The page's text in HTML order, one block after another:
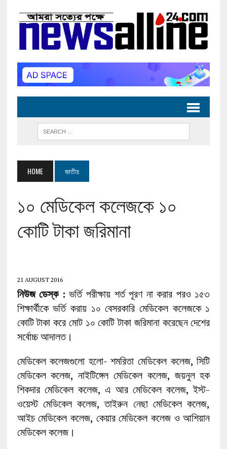
HOME জাতীয়
১০ মেডিকেল কলেজকে ১০
কোটি টাকা জরিমানা
21 AUGUST 2016
নিউজ ডেস্ক : ভর্তি পরীক্ষায় শর্ত পূরণ না করার পরও ১৫৩
শিক্ষার্থীকে ভর্তি করায় ১০ বেসরকারি মেডিকেল কলেজকে ১
কোটি টাকা করে মোট ১০ কোটি টাকা জরিমানা করেছেন দেশের
সর্বোচ্চ আদালত।
মেডিকেল কলেজগুলো হলো- শমরিতা মেডিকেল কলেজ, সিটি
মেডিকেল কলেজ, নাইটিঙ্গেল মেডিকেল কলেজ, জয়নুল হক
শিকদার মেডিকেল কলেজ, এ আর মেডিকেল কলেজ, ইস্ট-
ওয়েস্ট মেডিকেল কলেজ, তাইরুন নেছা মেডিকেল কলেজ,
আইচ মেডিকেল কলেজ, কেয়ার মেডিকেল কলেজ ও আশিয়ান
মেডিকেল কলেজ।